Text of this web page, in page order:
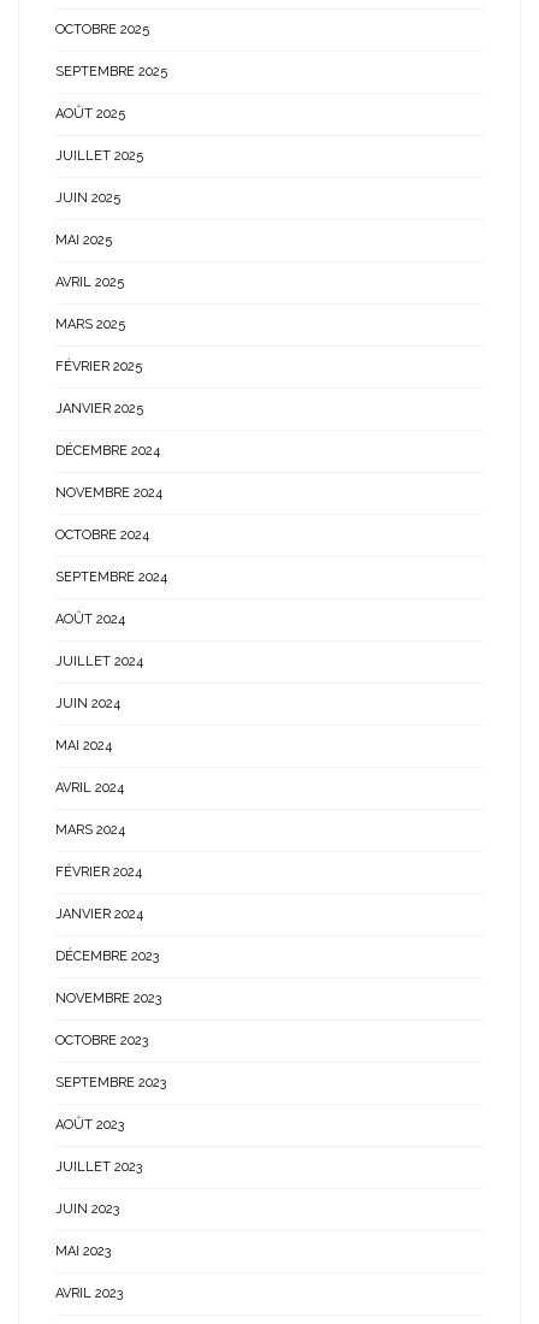
OCTOBRE 2025
SEPTEMBRE 2025
AOÛT 2025
JUILLET 2025
JUIN 2025
MAI 2025
AVRIL 2025
MARS 2025
FÉVRIER 2025
JANVIER 2025
DÉCEMBRE 2024
NOVEMBRE 2024
OCTOBRE 2024
SEPTEMBRE 2024
AOÛT 2024
JUILLET 2024
JUIN 2024
MAI 2024
AVRIL 2024
MARS 2024
FÉVRIER 2024
JANVIER 2024
DÉCEMBRE 2023
NOVEMBRE 2023
OCTOBRE 2023
SEPTEMBRE 2023
AOÛT 2023
JUILLET 2023
JUIN 2023
MAI 2023
AVRIL 2023